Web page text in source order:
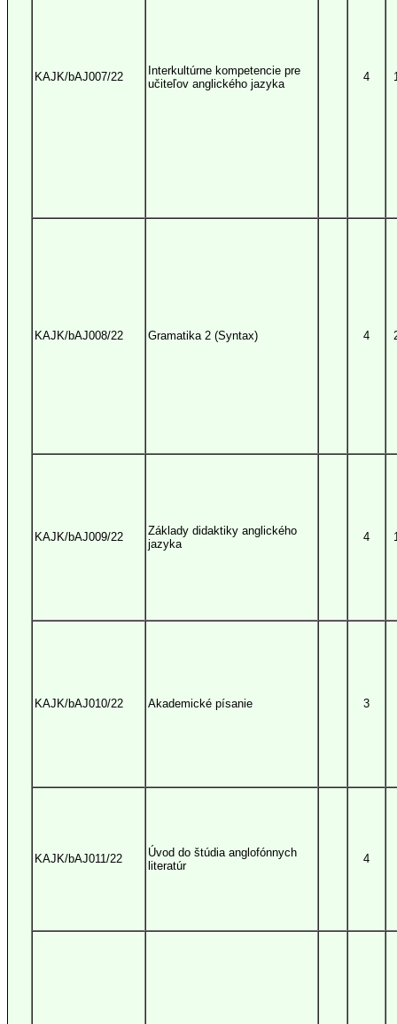
KAJK/bAJ007/22
Interkultúrne kompetencie pre
učiteľov anglického jazyka
4
KAJK/bAJ008/22 Gramatika 2 (Syntax) 4
KAJK/bAJ009/22
Základy didaktiky anglického
jazyka
4
KAJK/bAJ010/22 Akademické písanie 3
KAJK/bAJ011/22
Úvod do štúdia anglofónnych
literatúr
4